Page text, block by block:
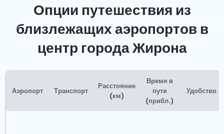
Опции путешествия из
близлежащих аэропортов в
центр города Жирона
Аэропорт Транспорт
Расстояние
(км)
Время в
пути
(прибл.)
Удобство